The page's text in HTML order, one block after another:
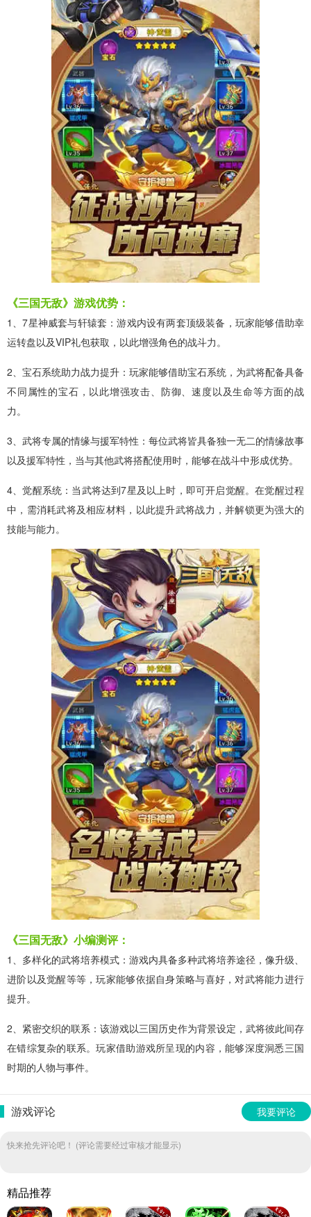
《三国无敌》游戏优势：
1、7星神威套与轩辕套：游戏内设有两套顶级装备，玩家能够借助幸
运转盘以及VIP礼包获取，以此增强角色的战斗力。
2、宝石系统助力战力提升：玩家能够借助宝石系统，为武将配备具备
不同属性的宝石，以此增强攻击、防御、速度以及生命等方面的战
力。
3、武将专属的情缘与援军特性：每位武将皆具备独一无二的情缘故事
以及援军特性，当与其他武将搭配使用时，能够在战斗中形成优势。
4、觉醒系统：当武将达到7星及以上时，即可开启觉醒。在觉醒过程
中，需消耗武将及相应材料，以此提升武将战力，并解锁更为强大的
技能与能力。
《三国无敌》小编测评：
1、多样化的武将培养模式：游戏内具备多种武将培养途径，像升级、
进阶以及觉醒等等，玩家能够依据自身策略与喜好，对武将能力进行
提升。
2、紧密交织的联系：该游戏以三国历史作为背景设定，武将彼此间存
在错综复杂的联系。玩家借助游戏所呈现的内容，能够深度洞悉三国
时期的人物与事件。
游戏评论 我要评论
快来抢先评论吧！ (评论需要经过审核才能显示)
精品推荐